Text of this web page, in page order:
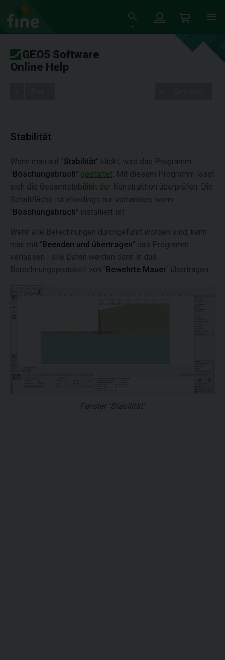
GEO5 Software
Online Help
Stabilität
Wenn man auf "Stabilität" klickt, wird das Programm
"Böschungsbruch" gestartet . Mit diesem Programm lässt
sich die Gesamtstabilität der Konstruktion überprüfen. Die
Schaltfläche ist allerdings nur vorhanden, wenn
"Böschungsbruch" installiert ist.
Wenn alle Berechnungen durchgeführt worden sind, kann
man mit "Beenden und übertragen" das Programm
verlassen - alle Daten werden dann in das
Berechnungsprotokoll von "Bewehrte Mauer" übertragen.
Fenster "Stabilität"